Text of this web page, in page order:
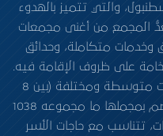
والتي تتميز بالهدوء
يعدُّ المجمع من أغنى مجمعات
وخدمات متكاملة، وحدائق
على ظروف الإقامة فيه.
يتألف المشروع من 17 بناءً بارتفاعات متوسطة ومختلفة (بين 8
و13 طابقاً)، وبرج بارتفاع 43 طابقاً، لتضم بمجملها ما مجموعه 1038
تتناسب مع حاجات الأُسر